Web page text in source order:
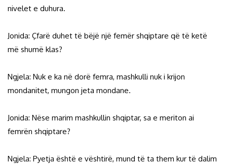
nivelet e duhura.
Jonida: Çfarë duhet të bëjë një femër shqiptare që të ketë
më shumë klas?
Ngjela: Nuk e ka në dorë femra, mashkulli nuk i krijon
mondanitet, mungon jeta mondane.
Jonida: Nëse marim mashkullin shqiptar, sa e meriton ai
femrën shqiptare?
Ngjela: Pyetja është e vështirë, mund të ta them kur të dalim